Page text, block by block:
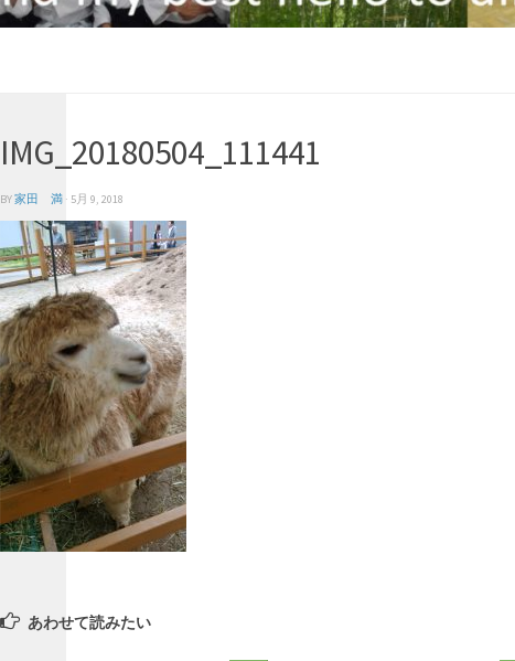
IMG_20180504_111441
BY家田 満 · 5月 9, 2018
あわせて読みたい